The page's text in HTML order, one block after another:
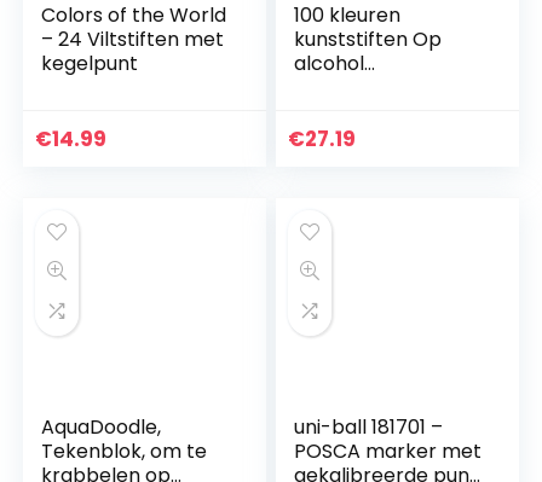
Colors of the World
– 24 Viltstiften met
kegelpunt
€14.99
100 kleuren
kunststiften Op
alcohol
tips Op alcohol
€27.19
AquaDoodle,
Tekenblok, om te
krabbelen op
uni-ball 181701 –
POSCA marker met
gekalibreerde punt,